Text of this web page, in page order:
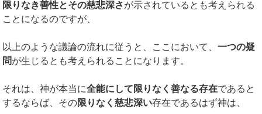
限りなき善性とその慈悲深さが示されているとも考えられる
ことになるのですが、
以上のような議論の流れに従うと、ここにおいて、一つの疑
問が生じるとも考えられることになります。
それは、神が本当に全能にして限りなく善なる存在であると
するならば、その限りなく慈悲深い存在であるはず神は、